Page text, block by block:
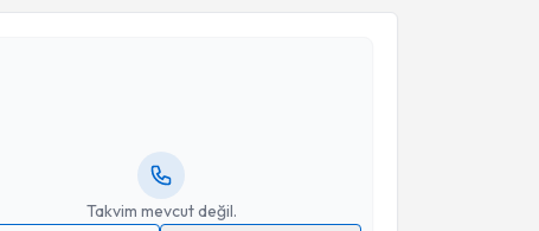
Takvim mevcut değil.